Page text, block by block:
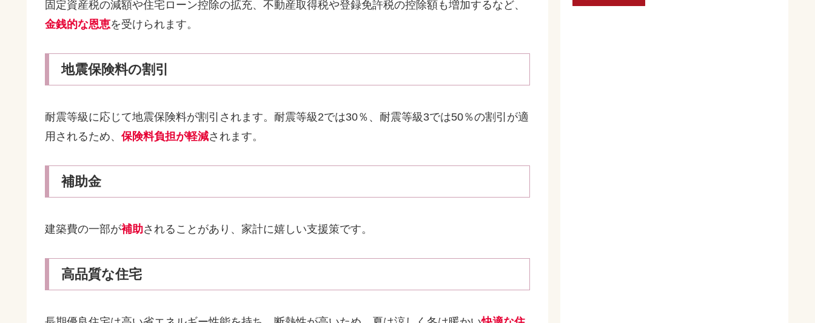
固定資産税の減額や住宅ローン控除の拡充、不動産取得税や登録免許税の控除額も増加するなど、
金銭的な恩恵を受けられます。
地震保険料の割引
耐震等級に応じて地震保険料が割引されます。耐震等級2では30％、耐震等級3では50％の割引が適
用されるため、 保険料負担が軽減されます。
補助金
建築費の一部が補助されることがあり、家計に嬉しい支援策です。
高品質な住宅